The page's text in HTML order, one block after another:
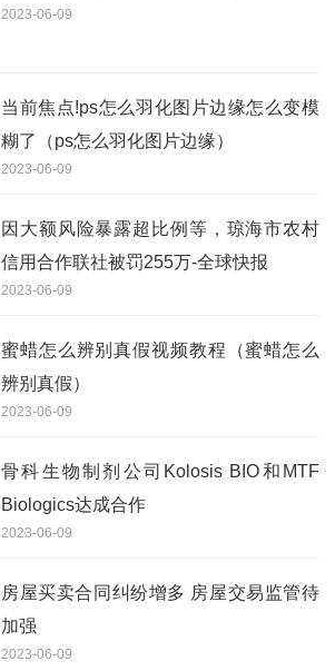
2023-06-09
当前焦点!ps怎么羽化图片边缘怎么变模
糊了（ps怎么羽化图片边缘）
2023-06-09
因大额风险暴露超比例等，琼海市农村
信用合作联社被罚255万-全球快报
2023-06-09
蜜蜡怎么辨别真假视频教程（蜜蜡怎么
辨别真假）
2023-06-09
骨科生物制剂公司Kolosis BIO和MTF
Biologics达成合作
2023-06-09
房屋买卖合同纠纷增多 房屋交易监管待
加强
2023-06-09